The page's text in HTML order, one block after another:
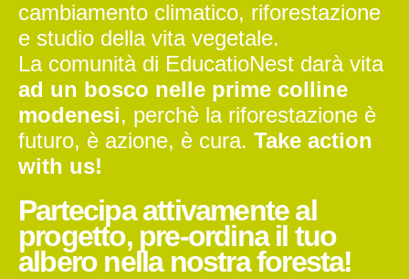
cambiamento climatico, riforestazione
e studio della vita vegetale.
La comunità di EducatioNest darà vita
ad un bosco nelle prime colline
modenesi, perchè la riforestazione è
futuro, è azione, è cura. Take action
with us!
Partecipa attivamente al
progetto, pre-ordina il tuo
albero nella nostra foresta!